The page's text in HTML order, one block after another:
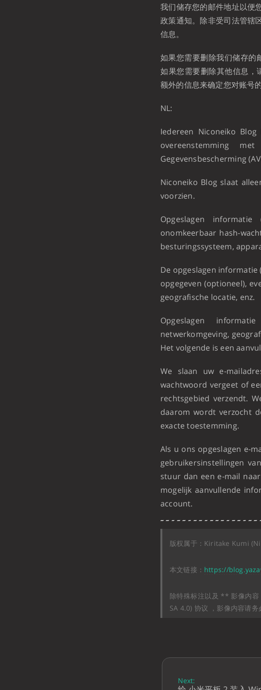
我们储存您的邮件地址以便
政策通知。除非受司法管辖
信息。
如果您需要删除我们储存的
如果您需要删除其他信息
额外的信息来确定您对账号
NL:
Iedereen Niconeiko
overeenstemming
Gegevensbescherming
Niconeiko Blog slaat
voorzien.
Opgeslagen
onomkeerbaar hash-
besturingssysteem,
De opgeslagen
opgegeven (optioneel),
geografische locatie, enz.
Opgeslagen
netwerkomgeving,
Het volgende is een
We slaan uw e-
wachtwoord vergeet of
rechtsgebied verzendt.
daarom wordt verzocht
exacte toestemming.
Als u ons opgeslagen e-
gebruikersinstellingen
stuur dan een e-mail
mogelijk aanvullende
account.
版权属于：Kiritake Kumi
本文链接： https://
除特殊标注以及 ** 影像内
SA 4.0) 协议 ，影像内容请
Next: